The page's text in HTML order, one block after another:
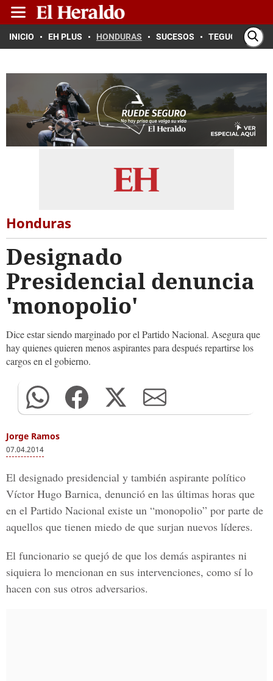
INICIO EH PLUS HONDURAS SUCESOS TEGUCIGALPA
Honduras
Designado
Presidencial denuncia
'monopolio'
Dice estar siendo marginado por el Partido Nacional. Asegura que
hay quienes quieren menos aspirantes para después repartirse los
cargos en el gobierno.
Jorge Ramos
07.04.2014
El designado presidencial y también aspirante político
Víctor Hugo Barnica, denunció en las últimas horas que
en el Partido Nacional existe un “monopolio” por parte de
aquellos que tienen miedo de que surjan nuevos líderes.
El funcionario se quejó de que los demás aspirantes ni
siquiera lo mencionan en sus intervenciones, como sí lo
hacen con sus otros adversarios.